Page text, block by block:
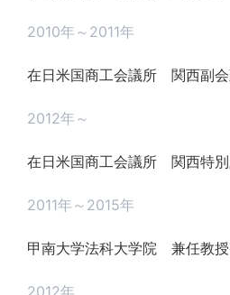
2010年～2011年
在日米国商工会議所 関西副
2012年～
在日米国商工会議所 関西特別
2011年～2015年
甲南大学法科大学院 兼任教授